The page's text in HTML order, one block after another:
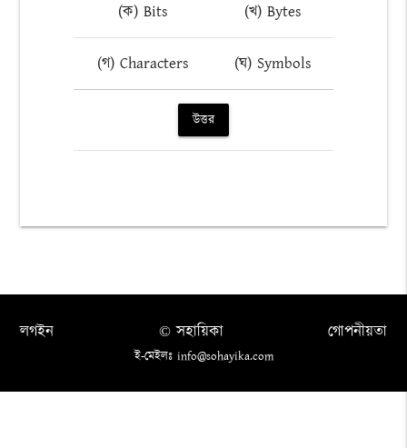
(ক) Bits
(খ) Bytes
(গ) Characters (ঘ) Symbols
উত্তর
লগইন গোপনীয়তা
© সহায়িকা
ই-মেইলঃ info@sohayika.com